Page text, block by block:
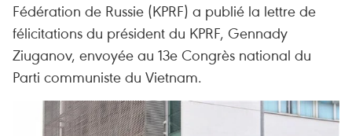
Fédération de Russie (KPRF) a publié la lettre de
félicitations du président du KPRF, Gennady
Ziuganov, envoyée au 13e Congrès national du
Parti communiste du Vietnam.